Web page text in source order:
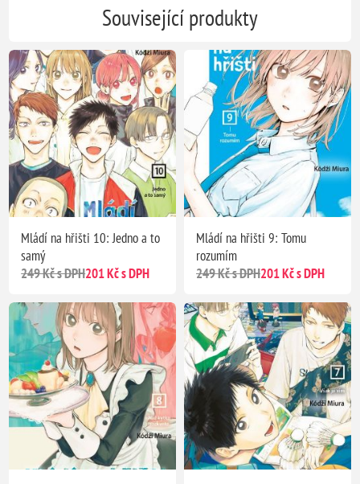
Související produkty
Mládí na hřišti 10: Jedno a to
samý
249 Kč s DPH201 Kč s DPH
Mládí na hřišti 9: Tomu
rozumím
249 Kč s DPH201 Kč s DPH